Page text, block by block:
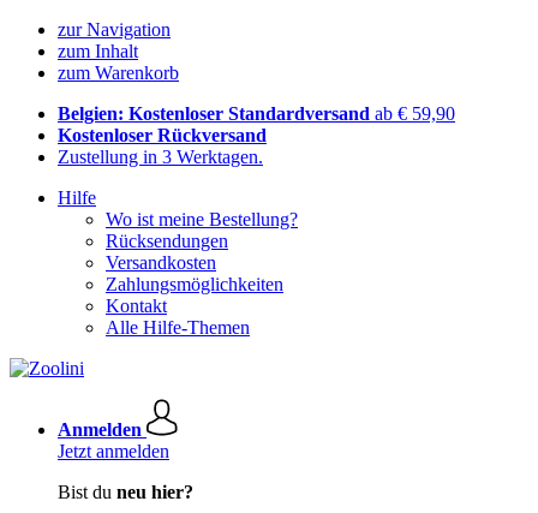
zur Navigation
zum Inhalt
zum Warenkorb
Belgien: Kostenloser Standardversand ab € 59,90
Kostenloser Rückversand
Zustellung in 3 Werktagen.
Hilfe
Wo ist meine Bestellung?
Rücksendungen
Versandkosten
Zahlungsmöglichkeiten
Kontakt
Alle Hilfe-Themen
Anmelden
Jetzt anmelden
Bist du neu hier?